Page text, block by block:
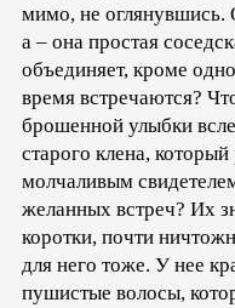
мимо, не оглянувшись.
а – она простая
объединяет, кроме
время встречаются?
брошенной улыбки
старого клена, который
молчаливым
желанных встреч? Их
коротки, почти
для него тоже. У нее
пушистые волосы,